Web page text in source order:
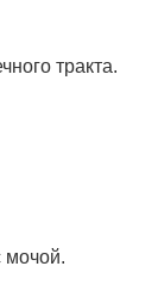
тракта.
мочой.